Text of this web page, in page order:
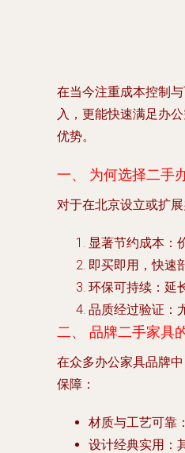
在当今注重成本控制
入，更能快速满足办
优势。
一、 为何选择二手
对于在北京设立或扩
显著节约成本 ：
即买即用，快速
环保可持续 ：延
品质经过验证 ：
二、 品牌二手家具
在众多办公家具品牌中
保障：
材质与工艺可靠
设计经典实用 ：